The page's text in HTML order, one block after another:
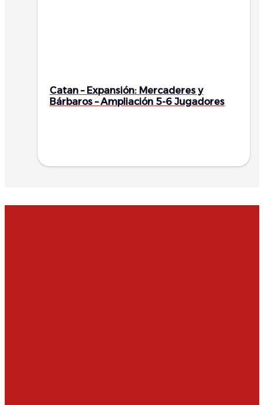
Catan – Expansión: Mercaderes y
Bárbaros – Ampliación 5-6 Jugadores